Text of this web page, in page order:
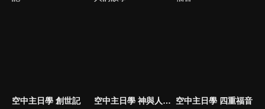
空中主日學 創世記 空中主日學 神與人的故事 空中主日學 四重福音